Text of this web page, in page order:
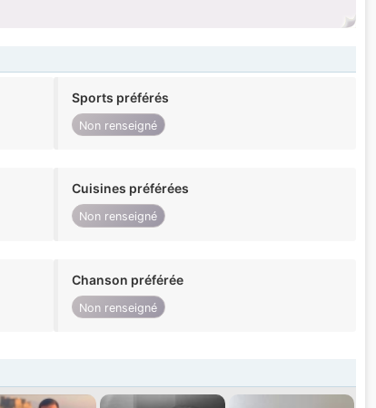
Sports préférés
Non renseigné
Cuisines préférées
Non renseigné
Chanson préférée
Non renseigné